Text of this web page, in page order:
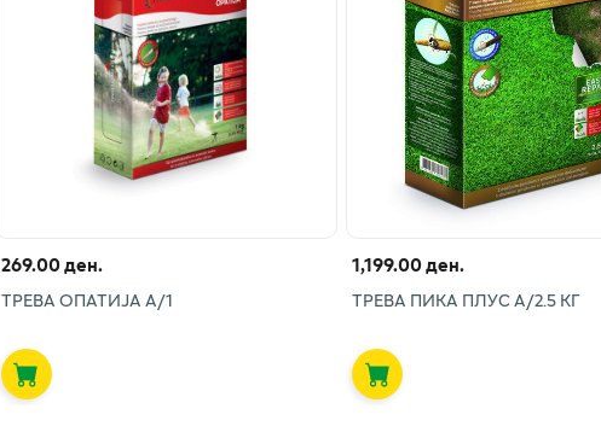
269.00 ден.
ТРЕВА ОПАТИЈА А/1
1,199.00 ден.
ТРЕВА ПИКА ПЛУС А/2.5 КГ